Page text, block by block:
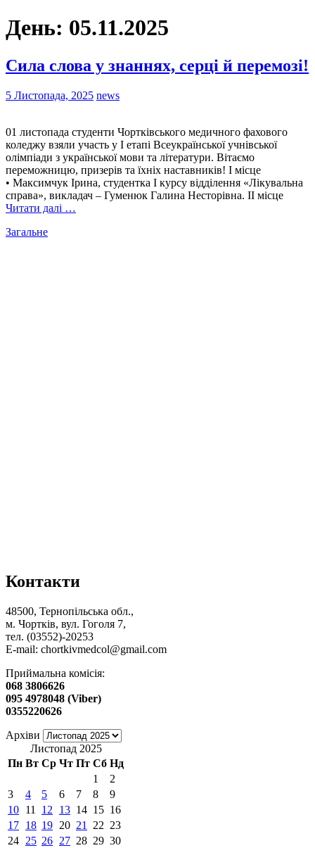
День: 05.11.2025
Сила слова у знаннях, серці й перемозі!
5 Листопада, 2025 news
01 листопада студенти Чортківського медичного фахового
коледжу взяли участь у І етапі Всеукраїнської учнівської
олімпіади з української мови та літератури. Вітаємо
переможницю, призерів та їхніх наставників! І місце
• Максимчук Ірина, студентка І курсу відділення «Лікувальна
справа», викладач – Гуменюк Галина Несторівна. ІІ місце
Читати далі …
Загальне
Контакти
48500, Тернопільська обл.,
м. Чортків, вул. Гоголя 7,
тел. (03552)-20253
E-mail: chortkivmedcol@gmail.com
Приймальна комісія:
068 3806626
095 4978048 (Viber)
0355220626
Архіви
Листопад 2025
Пн Вт Ср Чт Пт Сб Нд
1
2
3
4 5 6 7 8
9
10 11 12 13 14 15 16
17 18 19 20 21 22 23
24 25 26 27 28 29 30